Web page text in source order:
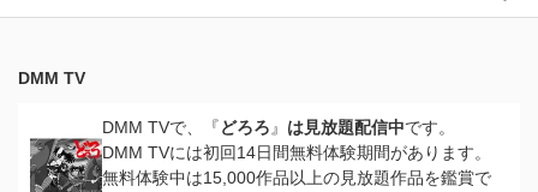
DMM TV
DMM TVで、『どろろ 』 は見放題配信中です。
DMM TVには初回14日間無料体験期間があります。
無料体験中は15,000作品以上の見放題作品を鑑賞で